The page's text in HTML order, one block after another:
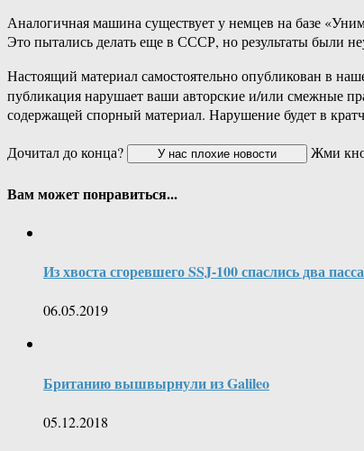
Аналогичная машина существует у немцев на базе
Это пытались делать еще в СССР, но результаты были
Настоящий материал самостоятельно опубликован в
публикация нарушает ваши авторские и/или смежные
содержащей спорный материал. Нарушение будет в
Дочитал до конца?
Жми
Вам может понравиться...
Из хвоста сгоревшего SSJ-100 спаслись два
06.05.2019
Британию вышвырнули из Galileo
05.12.2018